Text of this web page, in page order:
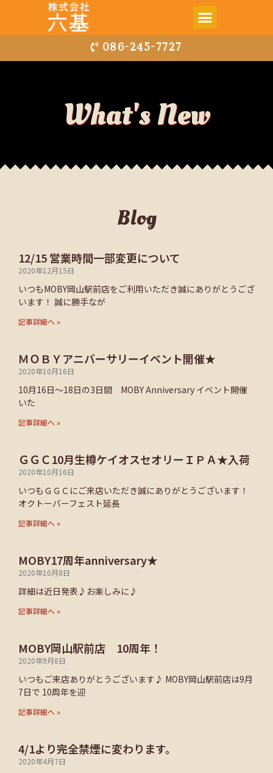
086-245-7727
What's New
Blog
12/15 営業時間一部変更について
2020年12月15日
いつもMOBY岡山駅前店をご利用いただき誠にありがとうござ
います！ 誠に勝手なが
記事詳細へ »
ＭＯＢＹアニバーサリーイベント開催★
2020年10月16日
10月16日～18日の3日間 MOBY Anniversary イベント開催
いた
記事詳細へ »
ＧＧＣ10月生樽ケイオスセオリーＩＰＡ★入荷
2020年10月16日
いつもＧＧＣにご来店いただき誠にありがとうございます！
オクトーバーフェスト延長
記事詳細へ »
MOBY17周年anniversary★
2020年10月8日
詳細は近日発表♪お楽しみに♪
記事詳細へ »
MOBY岡山駅前店 10周年！
2020年9月8日
いつもご来店ありがとうございます♪ MOBY岡山駅前店は9月
7日で 10周年を迎
記事詳細へ »
4/1より完全禁煙に変わります。
2020年4月7日